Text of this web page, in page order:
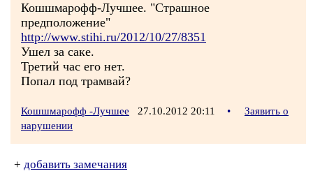
Кошшмарофф-Лучшее. "Страшное
предположение"
http://www.stihi.ru/2012/10/27/8351
Ушел за саке.
Третий час его нет.
Попал под трамвай?
Кошшмарофф -Лучшее 27.10.2012 20:11 •
Заявить о
нарушении
+ добавить замечания